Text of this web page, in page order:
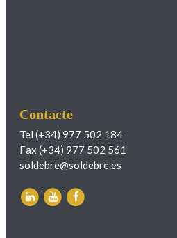
Contacte
Tel (+34) 977 502 184
Fax (+34) 977 502 561
soldebre@soldebre.es